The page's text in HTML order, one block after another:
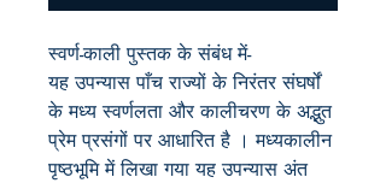
स्वर्ण-काली पुस्तक के संबंध में-
यह उपन्यास पाँच राज्यों के निरंतर संघर्षों
के मध्य स्वर्णलता और कालीचरण के अद्भुत
प्रेम प्रसंगों पर आधारित है । मध्यकालीन
पृष्ठभूमि में लिखा गया यह उपन्यास अंत